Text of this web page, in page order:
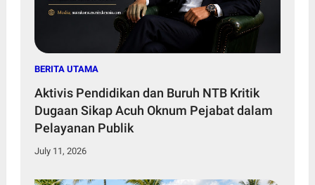
BERITA UTAMA
Aktivis Pendidikan dan Buruh NTB Kritik
Dugaan Sikap Acuh Oknum Pejabat dalam
Pelayanan Publik
July 11, 2026